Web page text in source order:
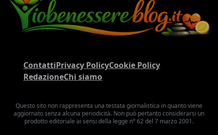
ContattiPrivacy PolicyCookie Policy
RedazioneChi siamo
Questo sito non rappresenta una testata giornalistica in quanto viene
aggiornato senza alcuna periodicità. Non può pertanto considerarsi un
prodotto editoriale ai sensi della legge n° 62 del 7 marzo 2001.